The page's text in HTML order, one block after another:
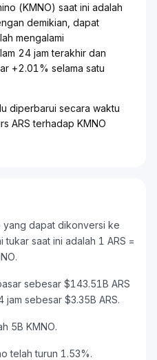
(KMNO) saat ini adalah
demikian, dapat
mengalami
24 jam terakhir dan
+2.01% selama satu
diperbarui secara waktu
ARS terhadap KMNO
yang dapat dikonversi ke
tukar saat ini adalah 1 ARS =
sebesar $143.51B ARS
sebesar $3.35B ARS.
5B KMNO.
telah turun 1.53%.